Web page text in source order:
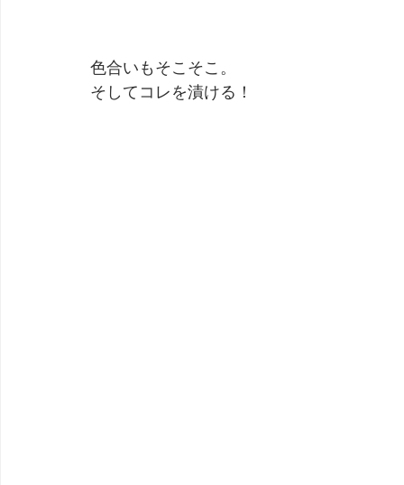
色合いもそこそこ。
そしてコレを漬ける！